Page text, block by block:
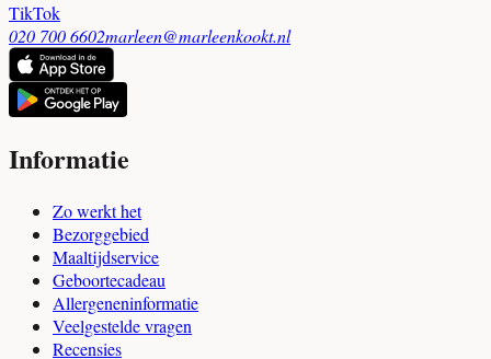
TikTok
020 700 6602marleen@marleenkookt.nl
Informatie
Zo werkt het
Bezorggebied
Maaltijdservice
Geboortecadeau
Allergeneninformatie
Veelgestelde vragen
Recensies